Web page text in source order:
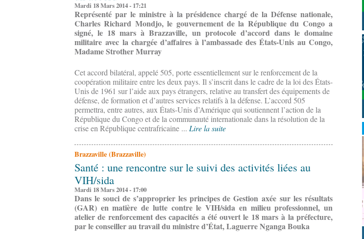
Mardi 18 Mars 2014 - 17:21
Représenté par le ministre à la présidence chargé de la Défense nationale,
Charles Richard Mondjo, le gouvernement de la République du Congo a
signé, le 18 mars à Brazzaville, un protocole d’accord dans le domaine
militaire avec la chargée d’affaires à l’ambassade des États-Unis au Congo,
Madame Strother Murray
Cet accord bilatéral, appelé 505, porte essentiellement sur le renforcement de la
coopération militaire entre les deux pays. Il s’inscrit dans le cadre de la loi des États-
Unis de 1961 sur l’aide aux pays étrangers, relative au transfert des équipements de
défense, de formation et d’autres services relatifs à la défense. L’accord 505
permettra, entre autres, aux États-Unis d’Amérique qui soutiennent l’action de la
République du Congo et de la communauté internationale dans la résolution de la
crise en République centrafricaine ... Lire la suite
Brazzaville (Brazzaville)
Santé : une rencontre sur le suivi des activités liées au
VIH/sida
Mardi 18 Mars 2014 - 17:00
Dans le souci de s’approprier les principes de Gestion axée sur les résultats
(GAR) en matière de lutte contre le VIH/sida en milieu professionnel, un
atelier de renforcement des capacités a été ouvert le 18 mars à la préfecture,
par le conseiller au travail du ministre d’État, Laguerre Nganga Bouka